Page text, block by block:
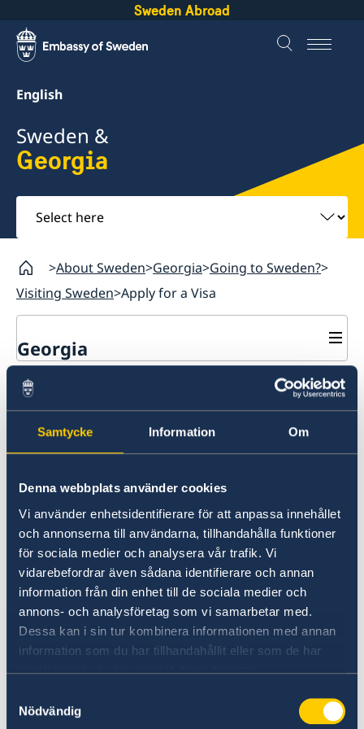
Samtycke Information Om
Denna webbplats använder cookies
Vi använder enhetsidentifierare för att anpassa innehållet
och annonserna till användarna, tillhandahålla funktioner
för sociala medier och analysera vår trafik. Vi
vidarebefordrar även sådana identifierare och annan
information från din enhet till de sociala medier och
annons- och analysföretag som vi samarbetar med.
Dessa kan i sin tur kombinera informationen med annan
information som du har tillhandahållit eller som de har
samlat in när du har använt deras tjänster.
Nödvändig
Sweden Abroad
English
Sweden &
Georgia
Select
here
About Sweden Georgia Going to Sweden?
Visiting Sweden Apply for a Visa
Georgia
About Sweden
Swedish music
Sweden in images
Going to Sweden?
Visiting Sweden
Apply for a Visa
Moving to someone in Sweden
Working in Sweden
Studying in Sweden
Apply for a Visa
The Embassy of Sweden in Tbilisi does
for Georgian citizens or citizens
owning Residence permit in Georgia. 
Visa for visiting Sweden
As of 28 March 2017, Georgian citizens with
biometric passports can travel visa free in the
EU Schengen Area.
Holders of Georgian residence permit cards,
who wish to travel to Sweden, should contact
the Latvian Embassy in Tbilisi.
Address: 46 A. Khakhanashvili Street, Avlabari,